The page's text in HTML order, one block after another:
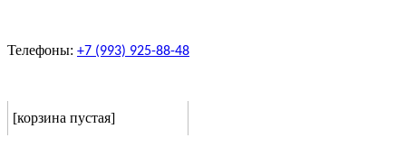
Телефоны: +7 (993) 925-88-48
[корзина пустая]